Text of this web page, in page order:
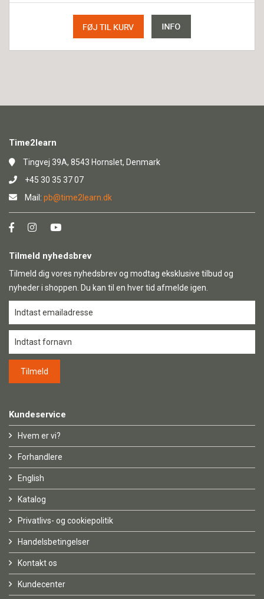
Time2learn
Tingvej 39A, 8543 Hornslet, Denmark
+45 30 35 37 07
Mail: pb@time2learn.dk
Tilmeld nyhedsbrev
Tilmeld dig vores nyhedsbrev og modtag eksklusive tilbud og
nyheder i shoppen. Du kan til en hver tid afmelde igen.
Kundeservice
Hvem er vi?
Forhandlere
English
Katalog
Privatlivs- og cookiepolitik
Handelsbetingelser
Kontakt os
Kundecenter